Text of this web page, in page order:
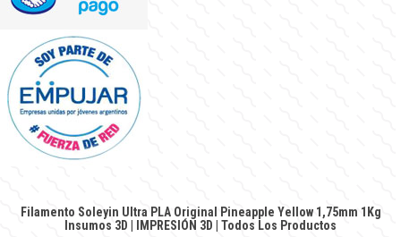
Filamento Soleyin Ultra PLA Original Pineapple Yellow 1,75mm 1Kg
Insumos 3D
IMPRESIÓN 3D Todos Los Productos